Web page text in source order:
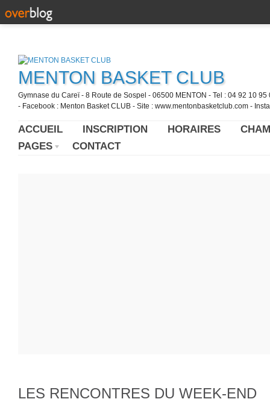
MENTON BASKET CLUB
Gymnase du Careï - 8 Route de Sospel - 06500 MENTON - Tel : 04 92 10
- Facebook : Menton Basket CLUB - Site : www.mentonbasketclub.com -
ACCUEIL INSCRIPTION HORAIRES
PAGES
CONTACT
LES RENCONTRES DU WEEK-END